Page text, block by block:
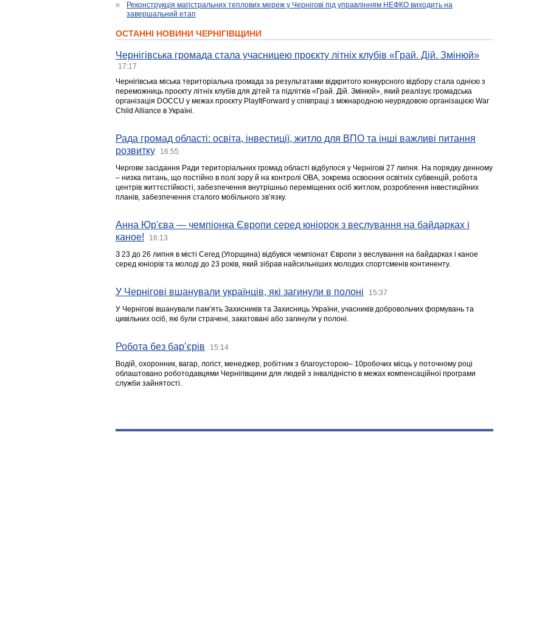
Реконструкція магістральних теплових мереж у Чернігові під управлінням НЕФКО виходить на
завершальний етап
ОСТАННІ НОВИНИ ЧЕРНІГІВЩИНИ
Чернігівська громада стала учасницею проєкту літніх клубів «Грай. Дій. Змінюй»
17:17
Чернігівська міська територіальна громада за результатами відкритого конкурсного відбору стала однією з
переможниць проєкту літніх клубів для дітей та підлітків «Грай. Дій. Змінюй», який реалізує громадська
організація DOCCU у межах проєкту PlayItForward у співпраці з міжнародною неурядовою організацією War
Child Alliance в Україні.
Рада громад області: освіта, інвестиції, житло для ВПО та інші важливі питання
розвитку
16:55
Чергове засідання Ради територіальних громад області відбулося у Чернігові 27 липня. На порядку денному
– низка питань, що постійно в полі зору й на контролі ОВА, зокрема освоєння освітніх субвенцій, робота
центрів життєстійкості, забезпечення внутрішньо переміщених осіб житлом, розроблення інвестиційних
планів, забезпечення сталого мобільного зв’язку.
Анна Юр'єва — чемпіонка Європи серед юніорок з веслування на байдарках і
каное!
16:13
З 23 до 26 липня в місті Сегед (Угорщина) відбувся чемпіонат Європи з веслування на байдарках і каное
серед юніорів та молоді до 23 років, який зібрав найсильніших молодих спортсменів континенту.
У Чернігові вшанували українців, які загинули в полоні 15:37
У Чернігові вшанували пам’ять Захисників та Захисниць України, учасників добровольчих формувань та
цивільних осіб, які були страчені, закатовані або загинули у полоні.
Робота без бар’єрів 15:14
Водій, охоронник, вагар, логіст, менеджер, робітник з благоусторою– 10робочих місць у поточному році
облаштовано роботодавцями Чернігівщини для людей з інвалідністю в межах компенсаційної програми
служби зайнятості.